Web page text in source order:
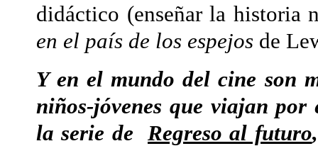
didáctico (enseñar la historia
en el país de los espejos de
Y en el mundo del cine son
niños-jóvenes que viajan
la serie de Regreso al futuro